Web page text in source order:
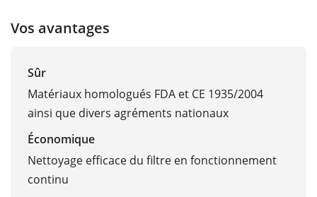
Vos avantages
Sûr
Matériaux homologués FDA et CE 1935/2004
ainsi que divers agréments nationaux
Économique
Nettoyage efficace du filtre en fonctionnement
continu